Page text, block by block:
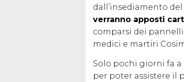
dall’insediamento del
verranno apposti
comparsi dei
medici e martiri
Solo pochi giorni fa a
per poter assistere il